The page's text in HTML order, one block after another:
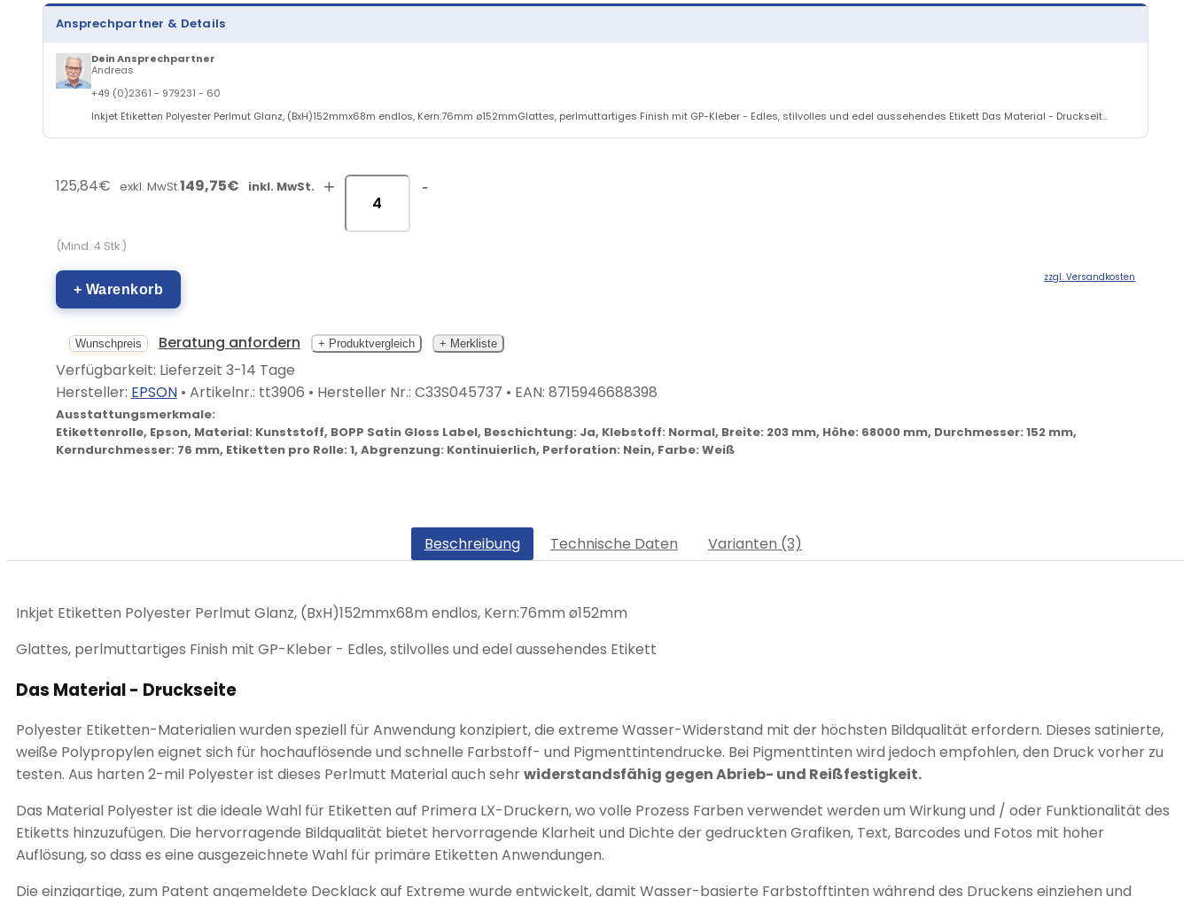
Ansprechpartner & Details
Dein Ansprechpartner
Andreas
+49 (0)2361 - 979231 - 60
Inkjet Etiketten Polyester Perlmut Glanz, (BxH)152mmx68m endlos, Kern:76mm ø152mmGlattes, perlmuttartiges Finish mit GP-Kleber - Edles, stilvolles und edel aussehendes Etikett Das Material - Druckseit...
125,84€ exkl. MwSt.149,75€ inkl. MwSt. + -
(Mind. 4 Stk.)
+ Warenkorb
zzgl. Versandkosten
Wunschpreis Beratung anfordern + Produktvergleich + Merkliste
Verfügbarkeit: Lieferzeit 3-14 Tage
Hersteller: EPSON• Artikelnr.: tt3906 • Hersteller Nr.: C33S045737 • EAN: 8715946688398
Ausstattungsmerkmale:
Etikettenrolle, Epson, Material: Kunststoff, BOPP Satin Gloss Label, Beschichtung: Ja, Klebstoff: Normal, Breite: 203 mm, Höhe: 68000 mm, Durchmesser: 152 mm,
Kerndurchmesser: 76 mm, Etiketten pro Rolle: 1, Abgrenzung: Kontinuierlich, Perforation: Nein, Farbe: Weiß
Beschreibung Technische Daten Varianten (3)
Inkjet Etiketten Polyester Perlmut Glanz, (BxH)152mmx68m endlos, Kern:76mm ø152mm
Glattes, perlmuttartiges Finish mit GP-Kleber - Edles, stilvolles und edel aussehendes Etikett
Das Material - Druckseite
Polyester Etiketten-Materialien wurden speziell für Anwendung konzipiert, die extreme Wasser-Widerstand mit der höchsten Bildqualität erfordern. Dieses satinierte,
weiße Polypropylen eignet sich für hochauflösende und schnelle Farbstoff- und Pigmenttintendrucke. Bei Pigmenttinten wird jedoch empfohlen, den Druck vorher zu
testen. Aus harten 2-mil Polyester ist dieses Perlmutt Material auch sehrwiderstandsfähig gegen Abrieb- und Reißfestigkeit.
Das Material Polyester ist die ideale Wahl für Etiketten auf Primera LX-Druckern, wo volle Prozess Farben verwendet werden um Wirkung und / oder Funktionalität des
Etiketts hinzuzufügen. Die hervorragende Bildqualität bietet hervorragende Klarheit und Dichte der gedruckten Grafiken, Text, Barcodes und Fotos mit hoher
Auflösung, so dass es eine ausgezeichnete Wahl für primäre Etiketten Anwendungen.
Die einzigartige, zum Patent angemeldete Decklack auf Extreme wurde entwickelt, damit Wasser-basierte Farbstofftinten während des Druckens einziehen und